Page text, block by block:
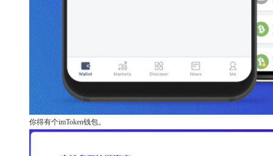
你得有个imToken钱包。